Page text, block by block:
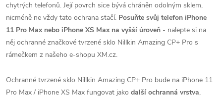
chytrých telefonů. Její povrch sice bývá chráněn odolným sklem,
nicméně ne vždy tato ochrana stačí. Posuňte svůj telefon iPhone
11 Pro Max nebo iPhone XS Max na vyšší úroveň - nalepte si na
něj ochranné značkové tvrzené sklo Nillkin Amazing CP+ Pro s
rámečkem z našeho e-shopu XM.cz.
Ochranné tvrzené sklo Nillkin Amazing CP+ Pro bude na iPhone 11
Pro Max / iPhone XS Max fungovat jako další ochranná vrstva,